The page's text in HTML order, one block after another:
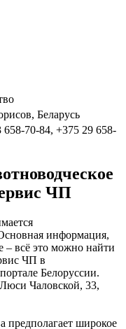
Беларусь
70-84, +375 29 658-
ЧП
информация,
– всё это можно найти
ЧП в
Белоруссии.
Чаловской, 33,
предполагает широкое